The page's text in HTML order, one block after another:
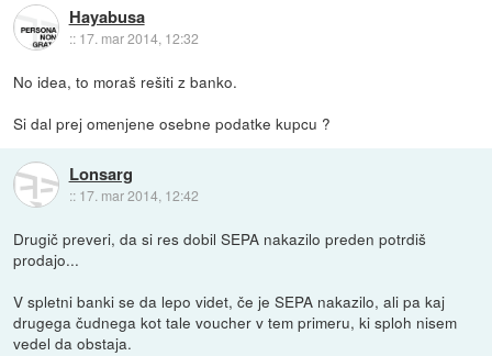
Hayabusa
:: 17. mar 2014, 12:32
No idea, to moraš rešiti z banko.
Si dal prej omenjene osebne podatke kupcu ?
Lonsarg
:: 17. mar 2014, 12:42
Drugič preveri, da si res dobil SEPA nakazilo preden potrdiš
prodajo...
V spletni banki se da lepo videt, če je SEPA nakazilo, ali pa kaj
drugega čudnega kot tale voucher v tem primeru, ki sploh nisem
vedel da obstaja.